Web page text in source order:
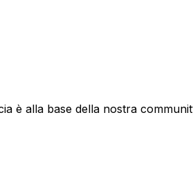
è alla base della nostra